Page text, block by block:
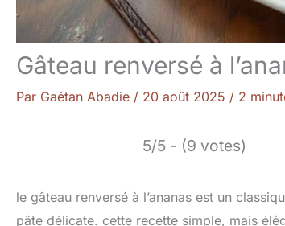
Gâteau renversé à
Par Gaétan Abadie / 20 août 2025 / 2
5/5 - (9 votes)
le gâteau renversé à l’ananas est un
pâte délicate. cette recette simple, mais